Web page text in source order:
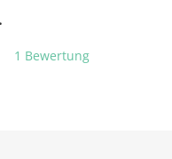
1 Bewertung